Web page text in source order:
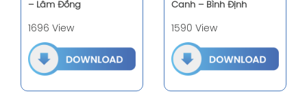
– Lâm Đồng
1696 View
Canh – Bình Định
1590 View